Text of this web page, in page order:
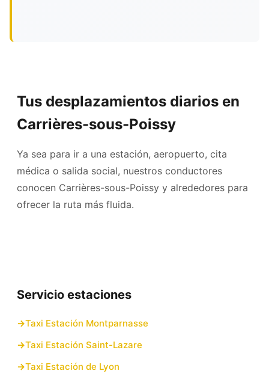
Tus desplazamientos diarios en
Carrières-sous-Poissy
Ya sea para ir a una estación, aeropuerto, cita
médica o salida social, nuestros conductores
conocen Carrières-sous-Poissy y alrededores para
ofrecer la ruta más fluida.
Servicio estaciones
Taxi Estación Montparnasse
Taxi Estación Saint-Lazare
Taxi Estación de Lyon